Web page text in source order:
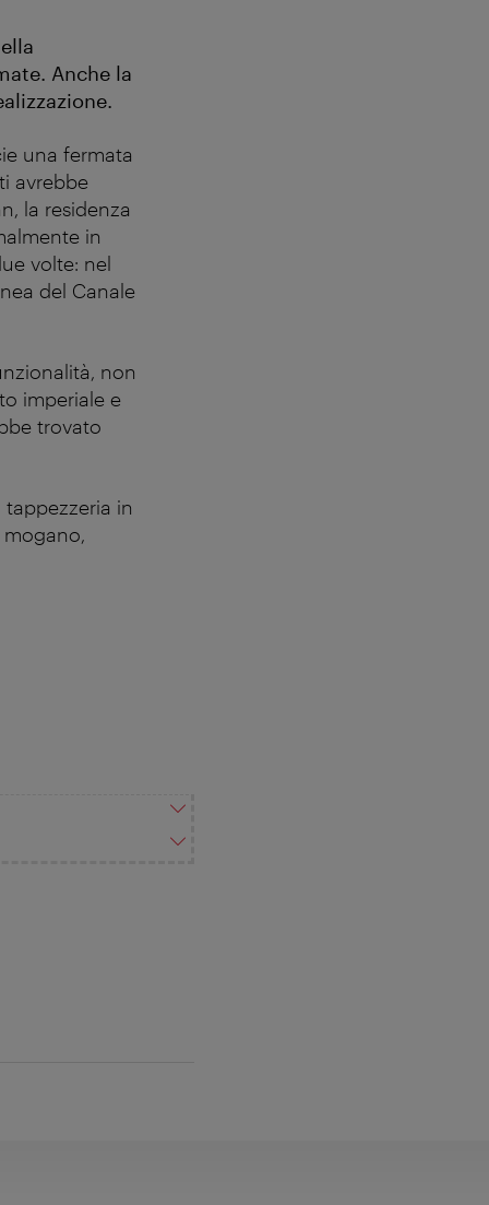
Anche la
una fermata
avrebbe
la residenza
in
volte: nel
del Canale
non
imperiale e
trovato
in